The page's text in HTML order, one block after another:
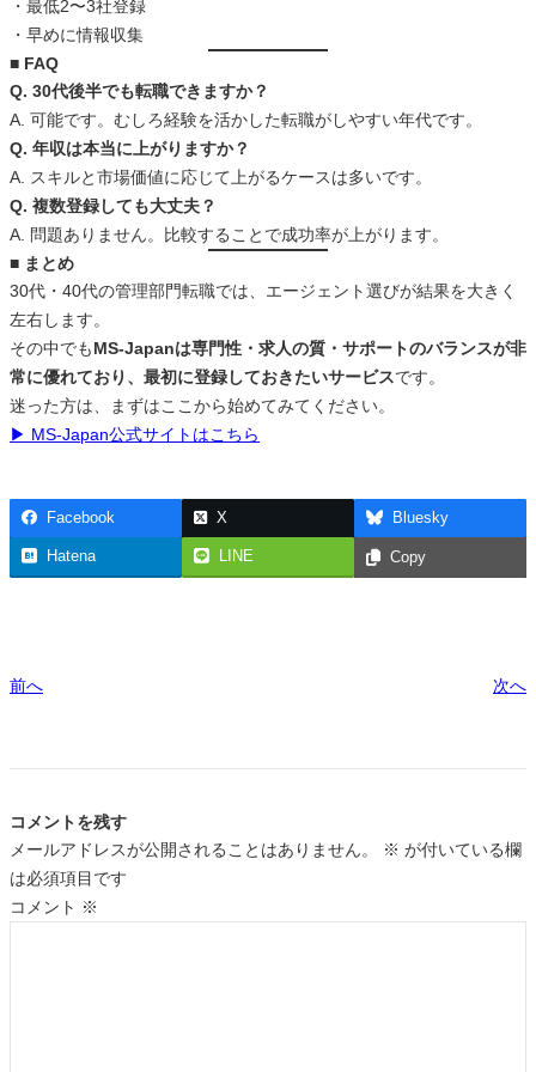
・最低2〜3社登録
・早めに情報収集
■ FAQ
Q. 30代後半でも転職できますか？
A. 可能です。むしろ経験を活かした転職がしやすい年代です。
Q. 年収は本当に上がりますか？
A. スキルと市場価値に応じて上がるケースは多いです。
Q. 複数登録しても大丈夫？
A. 問題ありません。比較することで成功率が上がります。
■ まとめ
30代・40代の管理部門転職では、エージェント選びが結果を大きく
左右します。
その中でもMS-Japanは専門性・求人の質・サポートのバランスが非
常に優れており、最初に登録しておきたいサービスです。
迷った方は、まずはここから始めてみてください。
▶ MS-Japan公式サイトはこちら
Facebook X Bluesky
Hatena LINE Copy
前へ 次へ
コメントを残す
メールアドレスが公開されることはありません。
※ が付いている欄
は必須項目です
コメント ※